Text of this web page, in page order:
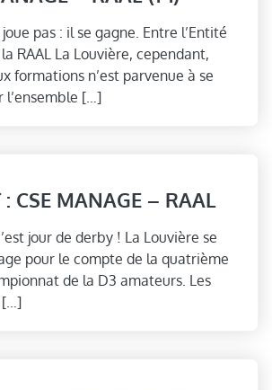
pas : il se gagne. Entre l’Entité
RAAL La Louvière, cependant,
formations n’est parvenue à se
l’ensemble […]
: CSE MANAGE – RAAL
jour de derby ! La Louvière se
pour le compte de la quatrième
de la D3 amateurs. Les
[…]